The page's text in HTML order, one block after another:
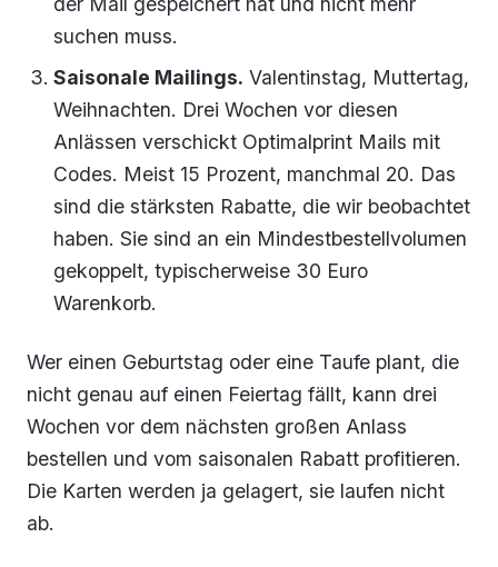
suchen muss.
Saisonale Mailings. Valentinstag, Muttertag,
Weihnachten. Drei Wochen vor diesen
Anlässen verschickt Optimalprint Mails mit
Codes. Meist 15 Prozent, manchmal 20. Das
sind die stärksten Rabatte, die wir beobachtet
haben. Sie sind an ein Mindestbestellvolumen
gekoppelt, typischerweise 30 Euro
Warenkorb.
Wer einen Geburtstag oder eine Taufe plant, die
nicht genau auf einen Feiertag fällt, kann drei
Wochen vor dem nächsten großen Anlass
bestellen und vom saisonalen Rabatt profitieren.
Die Karten werden ja gelagert, sie laufen nicht
ab.